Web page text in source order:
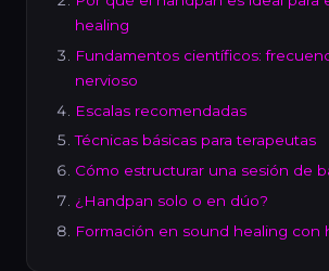
healing
Fundamentos científicos:
nervioso
Escalas recomendadas
Técnicas básicas para terapeutas
Cómo estructurar una sesión de
¿Handpan solo o en dúo?
Formación en sound healing con